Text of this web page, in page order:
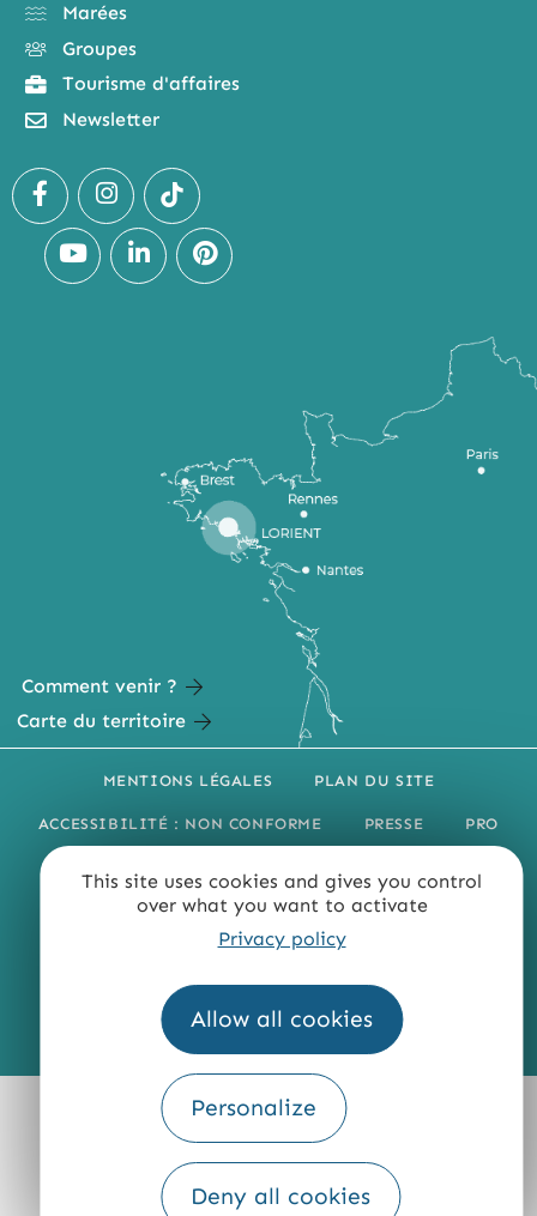
This site uses cookies and gives you control
over what you want to activate
Privacy policy
Allow all cookies
Personalize
Deny all cookies
Marées
Groupes
Tourisme d'affaires
Newsletter
Comment venir ?
Carte du territoire
MENTIONS LÉGALES PLAN DU SITE
ACCESSIBILITÉ : NON CONFORME PRESSE PRO
Fourni par
Traduction